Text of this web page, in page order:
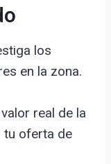
los
en la zona.
real de la
tu oferta de